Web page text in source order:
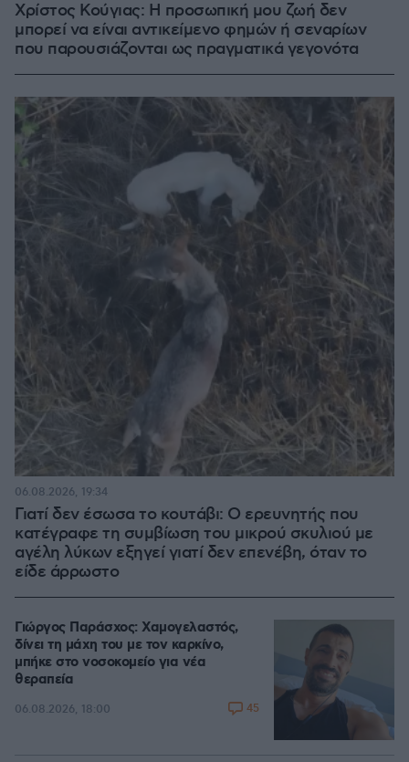
Χρίστος Κούγιας: Η προσωπική μου ζωή δεν
μπορεί να είναι αντικείμενο φημών ή σεναρίων
που παρουσιάζονται ως πραγματικά γεγονότα
Γιατί δεν έσωσα το κουτάβι: Ο ερευνητής που
κατέγραφε τη συμβίωση του μικρού σκυλιού με
αγέλη λύκων εξηγεί γιατί δεν επενέβη, όταν το
είδε άρρωστο
06.08.2026, 19:34
Γιώργος Παράσχος: Χαμογελαστός,
δίνει τη μάχη του με τον καρκίνο,
μπήκε στο νοσοκομείο για νέα
θεραπεία
06.08.2026, 18:00 45